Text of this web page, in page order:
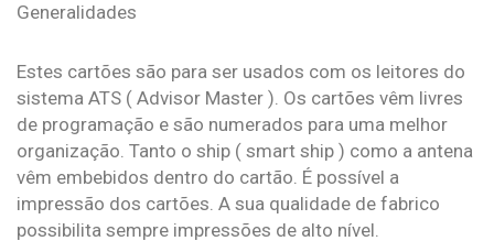
Generalidades
Estes cartões são para ser usados com os leitores do
sistema ATS ( Advisor Master ). Os cartões vêm livres
de programação e são numerados para uma melhor
organização. Tanto o ship ( smart ship ) como a antena
vêm embebidos dentro do cartão. É possível a
impressão dos cartões. A sua qualidade de fabrico
possibilita sempre impressões de alto nível.